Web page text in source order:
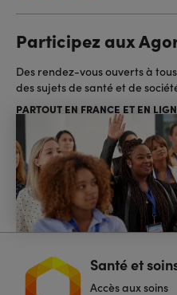
Participez aux
Des rendez-vous ouverts à
des sujets de santé et de
PARTOUT EN FRANCE ET EN
Navigation
de
Santé et
Accès aux soins